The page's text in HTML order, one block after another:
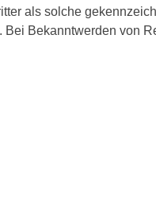
als solche
Bekanntwerden von